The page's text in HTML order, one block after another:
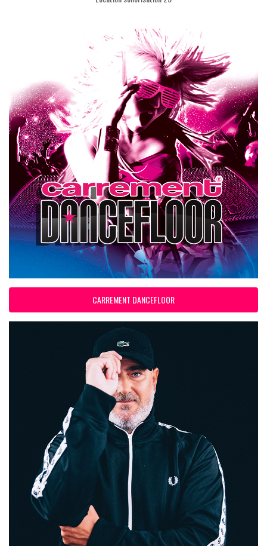
CARREMENT DANCEFLOOR